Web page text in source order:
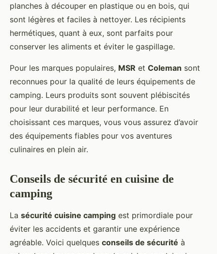
planches à découper en plastique ou en bois, qui
sont légères et faciles à nettoyer. Les récipients
hermétiques, quant à eux, sont parfaits pour
conserver les aliments et éviter le gaspillage.
Pour les marques populaires, MSR et Coleman sont
reconnues pour la qualité de leurs équipements de
camping. Leurs produits sont souvent plébiscités
pour leur durabilité et leur performance. En
choisissant ces marques, vous vous assurez d’avoir
des équipements fiables pour vos aventures
culinaires en plein air.
Conseils de sécurité en cuisine de
camping
La sécurité cuisine camping est primordiale pour
éviter les accidents et garantir une expérience
agréable. Voici quelques conseils de sécurité à